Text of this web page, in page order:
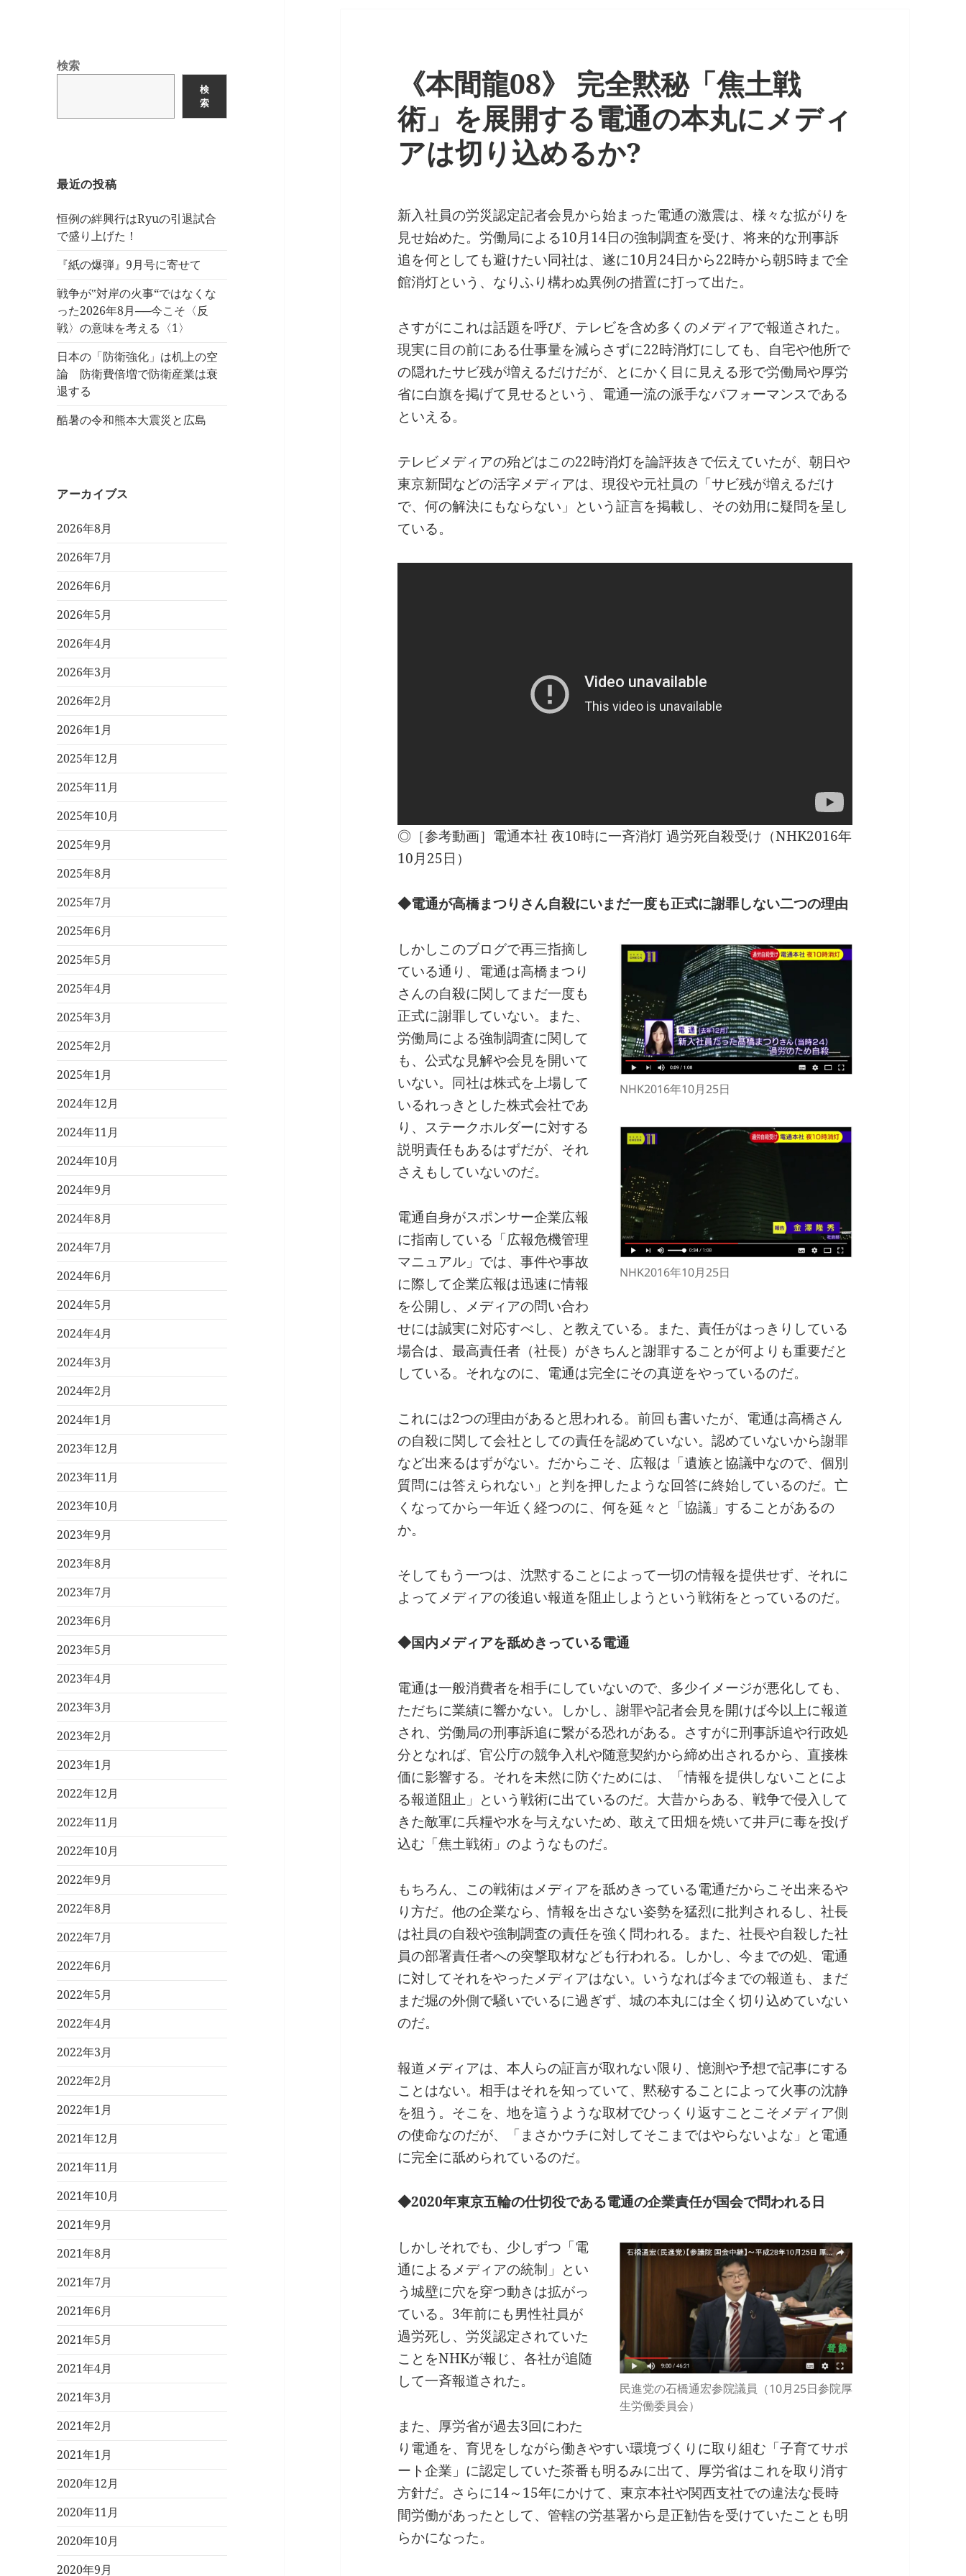
検索
検
索
最近の投稿
恒例の絆興行はRyuの引退試合
で盛り上げた！
『紙の爆弾』9月号に寄せて
戦争が‟対岸の火事“ではなくな
った2026年8月──今こそ〈反
戦〉の意味を考える〈1〉
日本の「防衛強化」は机上の空
論 防衛費倍増で防衛産業は衰
退する
酷暑の令和熊本大震災と広島
アーカイブス
2026年8月
2026年7月
2026年6月
2026年5月
2026年4月
2026年3月
2026年2月
2026年1月
2025年12月
2025年11月
2025年10月
2025年9月
2025年8月
2025年7月
2025年6月
2025年5月
2025年4月
2025年3月
2025年2月
2025年1月
2024年12月
2024年11月
2024年10月
2024年9月
2024年8月
2024年7月
2024年6月
2024年5月
2024年4月
2024年3月
2024年2月
2024年1月
2023年12月
2023年11月
2023年10月
2023年9月
2023年8月
2023年7月
2023年6月
2023年5月
2023年4月
2023年3月
2023年2月
2023年1月
2022年12月
2022年11月
2022年10月
2022年9月
2022年8月
2022年7月
2022年6月
2022年5月
2022年4月
2022年3月
2022年2月
2022年1月
2021年12月
2021年11月
2021年10月
2021年9月
2021年8月
2021年7月
2021年6月
2021年5月
2021年4月
2021年3月
2021年2月
2021年1月
2020年12月
2020年11月
2020年10月
2020年9月
《本間龍08》 完全黙秘「焦土戦
術」を展開する電通の本丸にメディ
アは切り込めるか?
新入社員の労災認定記者会見から始まった電通の激震は、様々な拡がりを
見せ始めた。労働局による10月14日の強制調査を受け、将来的な刑事訴
追を何としても避けたい同社は、遂に10月24日から22時から朝5時まで全
館消灯という、なりふり構わぬ異例の措置に打って出た。
さすがにこれは話題を呼び、テレビを含め多くのメディアで報道された。
現実に目の前にある仕事量を減らさずに22時消灯にしても、自宅や他所で
の隠れたサビ残が増えるだけだが、とにかく目に見える形で労働局や厚労
省に白旗を掲げて見せるという、電通一流の派手なパフォーマンスである
といえる。
テレビメディアの殆どはこの22時消灯を論評抜きで伝えていたが、朝日や
東京新聞などの活字メディアは、現役や元社員の「サビ残が増えるだけ
で、何の解決にもならない」という証言を掲載し、その効用に疑問を呈し
ている。
◎［参考動画］電通本社 夜10時に一斉消灯 過労死自殺受け（NHK2016年
10月25日）
◆電通が高橋まつりさん自殺にいまだ一度も正式に謝罪しない二つの理由
NHK2016年10月25日
NHK2016年10月25日
しかしこのブログで再三指摘し
ている通り、電通は高橋まつり
さんの自殺に関してまだ一度も
正式に謝罪していない。また、
労働局による強制調査に関して
も、公式な見解や会見を開いて
いない。同社は株式を上場して
いるれっきとした株式会社であ
り、ステークホルダーに対する
説明責任もあるはずだが、それ
さえもしていないのだ。
電通自身がスポンサー企業広報
に指南している「広報危機管理
マニュアル」では、事件や事故
に際して企業広報は迅速に情報
を公開し、メディアの問い合わ
せには誠実に対応すべし、と教えている。また、責任がはっきりしている
場合は、最高責任者（社長）がきちんと謝罪することが何よりも重要だと
している。それなのに、電通は完全にその真逆をやっているのだ。
これには2つの理由があると思われる。前回も書いたが、電通は高橋さん
の自殺に関して会社としての責任を認めていない。認めていないから謝罪
など出来るはずがない。だからこそ、広報は「遺族と協議中なので、個別
質問には答えられない」と判を押したような回答に終始しているのだ。亡
くなってから一年近く経つのに、何を延々と「協議」することがあるの
か。
そしてもう一つは、沈黙することによって一切の情報を提供せず、それに
よってメディアの後追い報道を阻止しようという戦術をとっているのだ。
◆国内メディアを舐めきっている電通
電通は一般消費者を相手にしていないので、多少イメージが悪化しても、
ただちに業績に響かない。しかし、謝罪や記者会見を開けば今以上に報道
され、労働局の刑事訴追に繋がる恐れがある。さすがに刑事訴追や行政処
分となれば、官公庁の競争入札や随意契約から締め出されるから、直接株
価に影響する。それを未然に防ぐためには、「情報を提供しないことによ
る報道阻止」という戦術に出ているのだ。大昔からある、戦争で侵入して
きた敵軍に兵糧や水を与えないため、敢えて田畑を焼いて井戸に毒を投げ
込む「焦土戦術」のようなものだ。
もちろん、この戦術はメディアを舐めきっている電通だからこそ出来るや
り方だ。他の企業なら、情報を出さない姿勢を猛烈に批判されるし、社長
は社員の自殺や強制調査の責任を強く問われる。また、社長や自殺した社
員の部署責任者への突撃取材なども行われる。しかし、今までの処、電通
に対してそれをやったメディアはない。いうなれば今までの報道も、まだ
まだ堀の外側で騒いでいるに過ぎず、城の本丸には全く切り込めていない
のだ。
報道メディアは、本人らの証言が取れない限り、憶測や予想で記事にする
ことはない。相手はそれを知っていて、黙秘することによって火事の沈静
を狙う。そこを、地を這うような取材でひっくり返すことこそメディア側
の使命なのだが、「まさかウチに対してそこまではやらないよな」と電通
に完全に舐められているのだ。
◆2020年東京五輪の仕切役である電通の企業責任が国会で問われる日
民進党の石橋通宏参院議員（10月25日参院厚
生労働委員会）
しかしそれでも、少しずつ「電
通によるメディアの統制」とい
う城壁に穴を穿つ動きは拡がっ
ている。3年前にも男性社員が
過労死し、労災認定されていた
ことをNHKが報じ、各社が追随
して一斉報道された。
また、厚労省が過去3回にわた
り電通を、育児をしながら働きやすい環境づくりに取り組む「子育てサポ
ート企業」に認定していた茶番も明るみに出て、厚労省はこれを取り消す
方針だ。さらに14～15年にかけて、東京本社や関西支社での違法な長時
間労働があったとして、管轄の労基署から是正勧告を受けていたことも明
らかになった。